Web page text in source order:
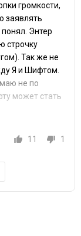
громкости,
заявлять
Энтер
строчку
Так же не
Я и Шифтом.
не по
может стать
11 1